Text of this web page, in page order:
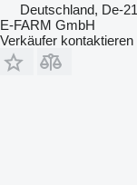
Deutschland, De-
E-FARM GmbH
Verkäufer kontaktieren